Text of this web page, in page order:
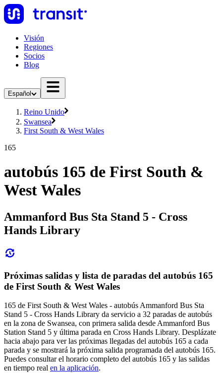
Visión
Regiones
Socios
Blog
Español
Reino Unido
Swansea
First South & West Wales
165
autobús 165 de First South &
West Wales
Ammanford Bus Sta Stand 5 - Cross
Hands Library
Próximas salidas y lista de paradas del autobús 165
de First South & West Wales
165 de First South & West Wales - autobús Ammanford Bus Sta
Stand 5 - Cross Hands Library da servicio a 32 paradas de autobús
en la zona de Swansea, con primera salida desde Ammanford Bus
Station Stand 5 y última parada en Cross Hands Library. Desplázate
hacia abajo para ver las próximas llegadas del autobús 165 a cada
parada y se mostrará la próxima salida programada del autobús 165.
Puedes consultar el horario completo del autobús 165 y las salidas
en tiempo real en la aplicación.